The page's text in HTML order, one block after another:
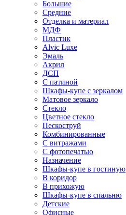
Большие
Средние
Отделка и материал
МДФ
Пластик
Alvic Luxe
Эмаль
Акрил
ДСП
С патиной
Шкафы-купе с зеркалом
Матовое зеркало
Стекло
Цветное стекло
Пескоструй
Комбинированные
С витражами
С фотопечатью
Назначение
Шкафы-купе в гостиную
В коридор
В прихожую
Шкафы-купе в спальню
Детские
Офисные